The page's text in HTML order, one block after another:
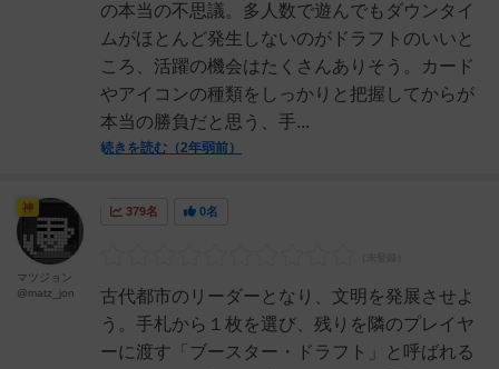
の本当の不思議。多人数で遊んでもダウンタイ
ムがほとんど発生しないのがドラフトのいいと
ころ、活躍の機会はたくさんありそう。カード
やアイコンの種類をしっかりと把握してからが
本当の勝負だと思う、手...
続きを読む（2年弱前）
379名 0名
古代都市のリーダーとなり、文明を発展させよ
う。手札から１枚を選び、残りを隣のプレイヤ
ーに渡す「ブースター・ドラフト」と呼ばれる
神
マツジョン
@matz_jon